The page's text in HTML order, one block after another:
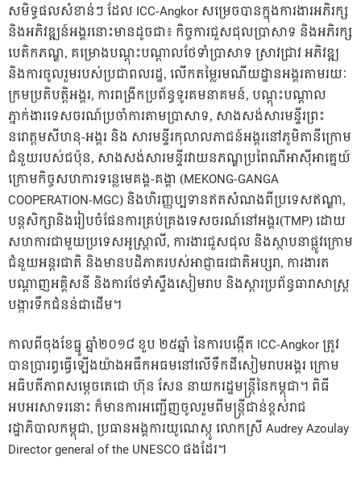
សមិទ្ធផលសំខាន់ៗ ដែល ICC-Angkor សម្រេចបានក្នុងការងារអភិរក្ស
និងអភិវឌ្ឍន៍អង្គរនោះមានដូចជា៖ កិច្ចការជួសជុលប្រាសាទ និងអភិរក្ស
បេតិកភណ្ឌ, គម្រោងបណ្តុះបណ្តាលថែទាំប្រាសាទ ស្រាវជ្រាវ អភិវឌ្ឍ
និងការចូលរួមរបស់ប្រជាពលរដ្ឋ, លើកតម្លៃរមណីយដ្ឋានអង្គរតាមរយៈ
ក្រមប្រតិបត្តិអង្គរ, ការពង្រីកប្រព័ន្ធទូរគមនាគមន៍, បណ្តុះបណ្តាល
ភ្នាក់ងារទេសចរណ៍ប្រចាំការតាមប្រាសាទ, សាងសង់សារមន្ទីរព្រះ
នរោត្តមសីហនុ-អង្គរ និង សារមន្ទីរកុលាលភាជន៍អង្គរនៅភូមិតានីក្រោម
ជំនួយរបស់ជប៉ុន, សាងសង់សារមន្ទីរវាយនភណ្ឌប្រពៃណីអាស៊ីអាគ្នេយ៍
ក្រោមកិច្ចសហការទន្លេមេគង្គ-គង្គា (MEKONG-GANGA
COOPERATION-MGC) និងហិរញ្ញប្បទានឥតសំណងពីប្រទេសឥណ្ឌា,
បន្តសិក្សានិងរៀបចំផែនការគ្រប់គ្រងទេសចរណ៍នៅអង្គរ(TMP) ដោយ
សហការជាមួយប្រទេសអូស្ត្រាលី, ការងារជួសជុល និងស្ថាបនាផ្លូវក្រោម
ជំនួយអន្តរជាតិ និងមានបដិភាគរបស់អាជ្ញាធរជាតិអប្សរា, ការងារត
បណ្តាញអគ្គិសនី និងការថែទាំស្ទឹងសៀមរាប និងស្តារប្រព័ន្ធធារាសាស្រ្ត
បង្ការទឹកជំនន់ជាដើម។
កាលពីចុងខែធ្នូ ឆ្នាំ២០១៨ ខួប ២៥ឆ្នាំ នៃការបង្កើត ICC-Angkor ត្រូវ
បានប្រារព្ធធ្វើឡើងយ៉ាងអធឹកអធមនៅលើទឹកដីសៀមរាបអង្គរ ក្រោម
អធិបតីភាពសម្តេចតេជោ ហ៊ុន សែន នាយករដ្ឋមន្ត្រីនៃកម្ពុជា។ ពិធី
អបអរសាទរនោះ ក៏មានការអញ្ជើញចូលរួមពីមន្ត្រីជាន់ខ្ពស់រាជ
រដ្ឋាភិបាលកម្ពុជា, ប្រធានអង្គការយូណេស្កូ លោកស្រី Audrey Azoulay
Director general of the UNESCO ផងដែរ។